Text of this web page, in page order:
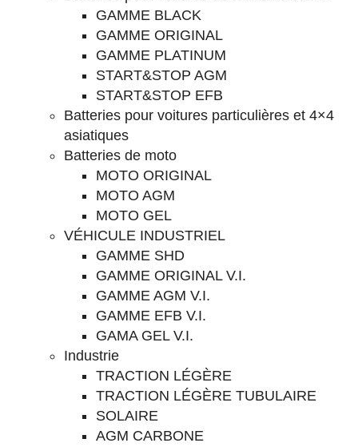
GAMME BLACK
GAMME ORIGINAL
GAMME PLATINUM
START&STOP AGM
START&STOP EFB
Batteries pour voitures particulières et 4×4
asiatiques
Batteries de moto
MOTO ORIGINAL
MOTO AGM
MOTO GEL
VÉHICULE INDUSTRIEL
GAMME SHD
GAMME ORIGINAL V.I.
GAMME AGM V.I.
GAMME EFB V.I.
GAMA GEL V.I.
Industrie
TRACTION LÉGÈRE
TRACTION LÉGÈRE TUBULAIRE
SOLAIRE
AGM CARBONE